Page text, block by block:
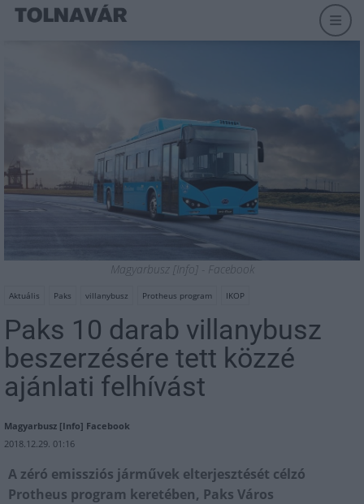
Magyarbusz [Info] - Facebook
Aktuális Paks villanybusz Protheus program IKOP
Paks 10 darab villanybusz
beszerzésére tett közzé
ajánlati felhívást
Magyarbusz [Info] Facebook
2018.12.29. 01:16
A zéró emissziós járművek elterjesztését célzó
Protheus program keretében, Paks Város